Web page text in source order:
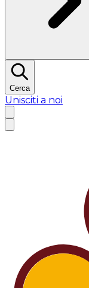
Cerca
Unisciti a noi